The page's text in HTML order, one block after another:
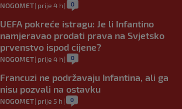
NOGOMET| prije 4 h | 0
UEFA pokreće istragu: Je li Infantino
namjeravao prodati prava na Svjetsko
prvenstvo ispod cijene?
NOGOMET| prije 4 h | 0
Francuzi ne podržavaju Infantina, ali ga
nisu pozvali na ostavku
NOGOMET| prije 5 h | 0